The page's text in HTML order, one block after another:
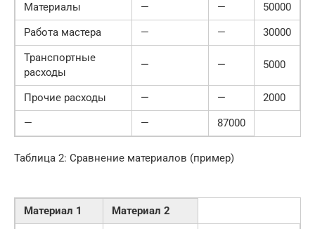
Материалы
— —
50000
Работа мастера
— —
30000
Транспортные
расходы
— — 5000
Прочие расходы — —
2000
—
— 87000
Таблица 2: Сравнение материалов (пример)
Материал 1 Материал 2